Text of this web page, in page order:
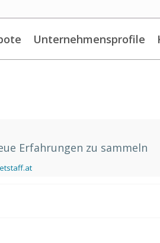
Unternehmensprofile
Erfahrungen zu sammeln